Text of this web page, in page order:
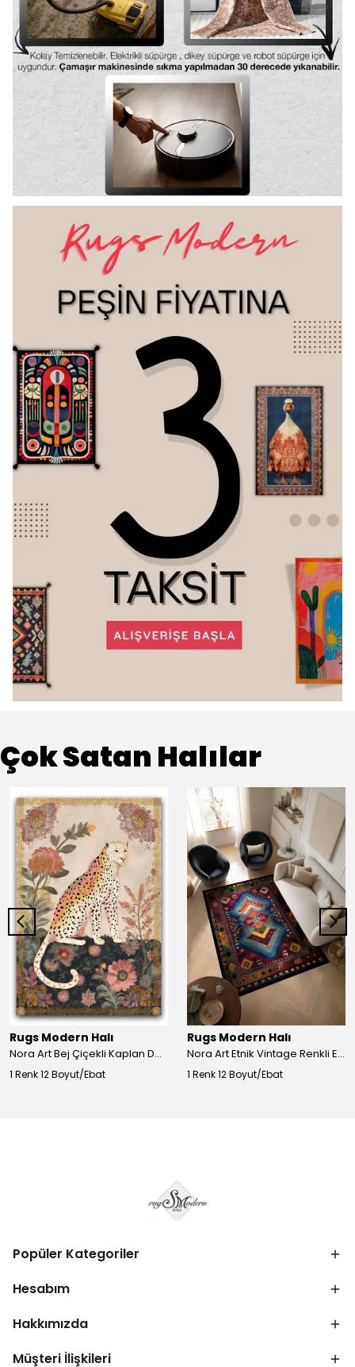
Çok Satan Halılar
Rugs Modern Halı
Nora Art Bej Çiçekli Kaplan Desenli Dokuma Taban Dekoratif Salon Halısı 61
1 Renk 12 Boyut/Ebat
Rugs Modern Halı
Nora Art Etnik Vintage Renkli Eskitme Dokuma Taban Dekoratif Salon Halısı 63
1 Renk 12 Boyut/Ebat
Popüler Kategoriler
Hesabım
Hakkımızda
Müşteri İlişkileri